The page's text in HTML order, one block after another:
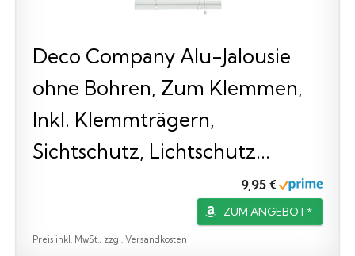
Deco Company Alu-Jalousie
ohne Bohren, Zum Klemmen,
Inkl. Klemmträgern,
Sichtschutz, Lichtschutz...
9,95 €
ZUM ANGEBOT*
Preis inkl. MwSt., zzgl. Versandkosten